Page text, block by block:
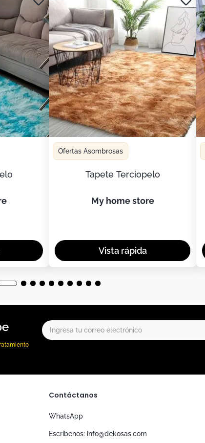
Ofertas Asombrosas
Tapete Terciopelo
my home store
Contáctanos
WhatsApp
Escríbenos: info@dekosas.com